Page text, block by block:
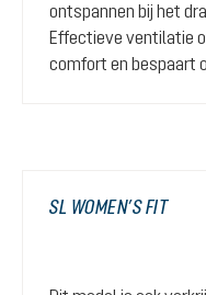
ontspannen bij het
Effectieve ventilatie
comfort en bespaart
SL WOMEN’S FIT